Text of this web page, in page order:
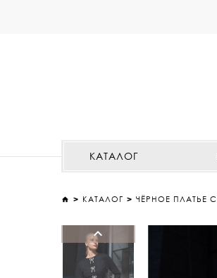
КАТАЛОГ
КАТАЛОГ ЧЁРНОЕ ПЛАТЬЕ